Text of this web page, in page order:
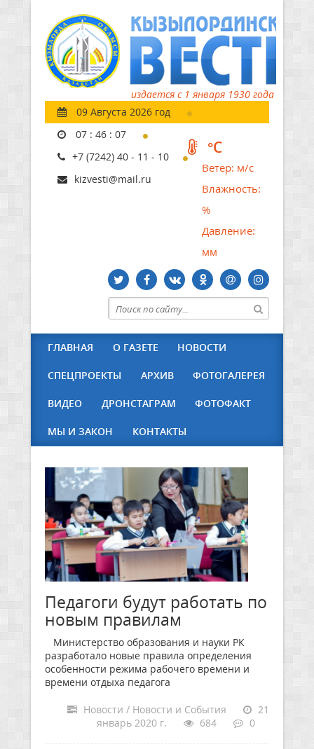
издается с 1 января 1930 года
09 Августа 2026 год
07 : 46 : 08
+7 (7242) 40 - 11 - 10
kizvesti@mail.ru
°C
Ветер: м/с
Влажность:
%
Давление:
мм
ГЛАВНАЯ О ГАЗЕТЕ НОВОСТИ
СПЕЦПРОЕКТЫ АРХИВ ФОТОГАЛЕРЕЯ
ВИДЕО ДРОНСТАГРАМ ФОТОФАКТ
МЫ И ЗАКОН КОНТАКТЫ
Педагоги будут работать по
новым правилам
Министерство образования и науки РК
разработало новые правила определения
особенности режима рабочего времени и
времени отдыха педагога
Новости / Новости и События
21
январь 2020 г.
684 0